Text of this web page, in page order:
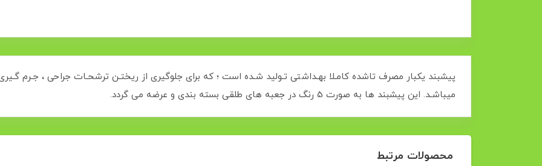
پیشبند یکبار مصرف تاشده کامـلا بهـداشتی تـولید شـده است ؛ که برای جلوگیری از ریختـن ترشحـات جراحی ، جـرم
میباشـد. این پیشبند ها به صورت 5 رنگ در جعبه های طلقی بسته بندی و عرضه می گردد.
محصولات مرتبط